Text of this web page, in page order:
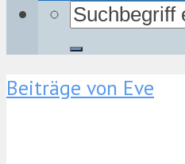
Beiträge von Eve